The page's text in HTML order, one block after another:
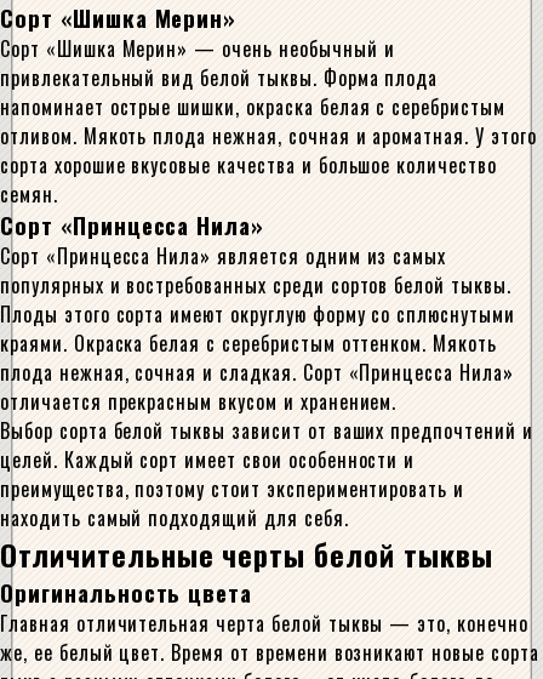
Сорт «Шишка Мерин»
Сорт «Шишка Мерин» — очень необычный и
привлекательный вид белой тыквы. Форма плода
напоминает острые шишки, окраска белая с серебристым
отливом. Мякоть плода нежная, сочная и ароматная. У этого
сорта хорошие вкусовые качества и большое количество
семян.
Сорт «Принцесса Нила»
Сорт «Принцесса Нила» является одним из самых
популярных и востребованных среди сортов белой тыквы.
Плоды этого сорта имеют округлую форму со сплюснутыми
краями. Окраска белая с серебристым оттенком. Мякоть
плода нежная, сочная и сладкая. Сорт «Принцесса Нила»
отличается прекрасным вкусом и хранением.
Выбор сорта белой тыквы зависит от ваших предпочтений и
целей. Каждый сорт имеет свои особенности и
преимущества, поэтому стоит экспериментировать и
находить самый подходящий для себя.
Отличительные черты белой тыквы
Оригинальность цвета
Главная отличительная черта белой тыквы — это, конечно
же, ее белый цвет. Время от времени возникают новые сорта